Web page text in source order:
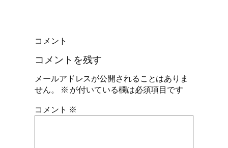
コメント
コメントを残す
メールアドレスが公開されることはありま
せん。
※ が付いている欄は必須項目です
コメント ※